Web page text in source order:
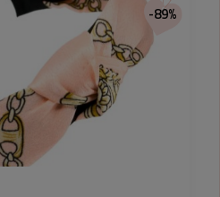
-89%